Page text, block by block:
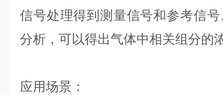
信号处理得到测量信号和参考信
分析，可以得出气体中相关组分的
应用场景：